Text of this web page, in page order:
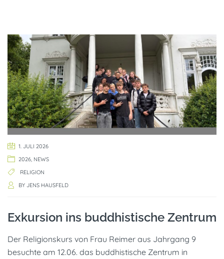
1. JULI 2026
2026, NEWS
RELIGION
BY JENS HAUSFELD
Exkursion ins buddhistische Zentrum
Der Religionskurs von Frau Reimer aus Jahrgang 9
besuchte am 12.06. das buddhistische Zentrum in